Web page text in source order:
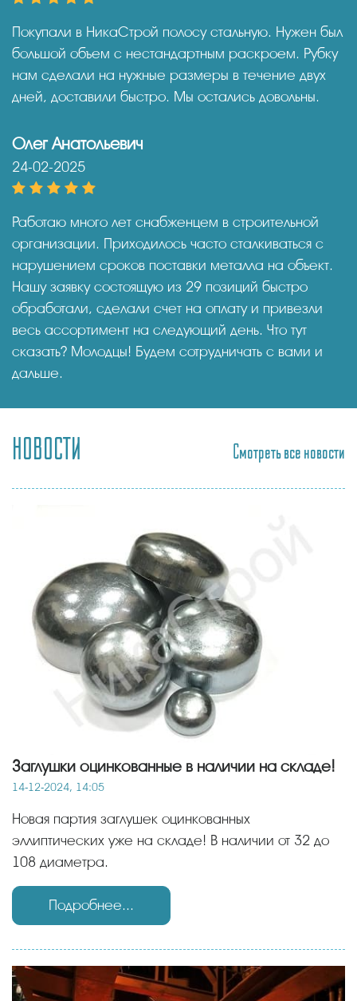
Покупали в НикаСтрой полосу стальную. Нужен был
большой объем с нестандартным раскроем. Рубку
нам сделали на нужные размеры в течение двух
дней, доставили быстро. Мы остались довольны.
Олег Анатольевич
24-02-2025
Работаю много лет снабженцем в строительной
организации. Приходилось часто сталкиваться с
нарушением сроков поставки металла на объект.
Нашу заявку состоящую из 29 позиций быстро
обработали, сделали счет на оплату и привезли
весь ассортимент на следующий день. Что тут
сказать? Молодцы! Будем сотрудничать с вами и
дальше.
НОВОСТИ Смотреть все новости
Заглушки оцинкованные в наличии на складе!
14-12-2024, 14:05
Новая партия заглушек оцинкованных
эллиптических уже на складе! В наличии от 32 до
108 диаметра.
Подробнее...